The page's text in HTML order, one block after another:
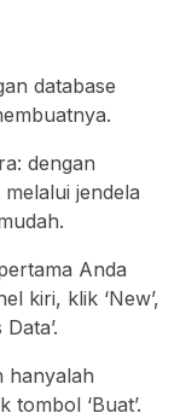
database
dengan
jendela
Anda
kiri, klik ‘New’,
hanyalah
‘Buat’.